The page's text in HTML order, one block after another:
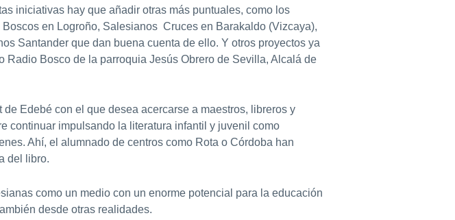
iniciativas hay que añadir otras más puntuales, como los
en Logroño, Salesianos Cruces en Barakaldo (Vizcaya),
Santander que dan buena cuenta de ello. Y otros proyectos ya
Bosco de la parroquia Jesús Obrero de Sevilla, Alcalá de
Edebé con el que desea acercarse a maestros, libreros y
continuar impulsando la literatura infantil y juvenil como
Ahí, el alumnado de centros como Rota o Córdoba han
del libro.
como un medio con un enorme potencial para la educación
desde otras realidades.